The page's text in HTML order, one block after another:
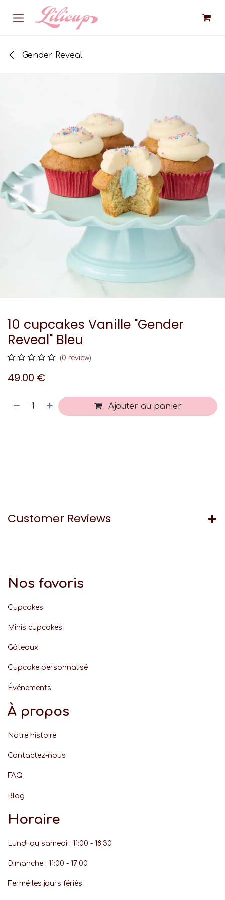
Skip to Content
Gender Reveal
10 cupcakes Vanille "Gender
Reveal" Bleu
(0 review)
49.00 €
Ajouter au panier
Customer Reviews
Nos favoris
Cupcakes
Minis cupcakes
Gâteaux
Cupcake personnalisé
Événements
À propos
Notre histoire
Contactez-nous
FAQ
Blog
Horaire
Lundi au samedi : 11:00 - 18:30
Dimanche : 11:00 - 17:00
Fermé les jours fériés